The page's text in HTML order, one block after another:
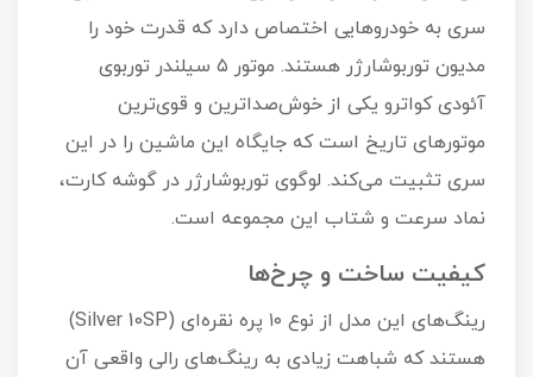
سری به خودروهایی اختصاص دارد که قدرت خود را
مدیون توربوشارژر هستند. موتور ۵ سیلندر توربوی
آئودی کواترو یکی از خوش‌صداترین و قوی‌ترین
موتورهای تاریخ است که جایگاه این ماشین را در این
سری تثبیت می‌کند. لوگوی توربوشارژر در گوشه کارت،
نماد سرعت و شتاب این مجموعه است.
کیفیت ساخت و چرخ‌ها
رینگ‌های این مدل از نوع ۱۰ پره نقره‌ای (Silver 10SP)
هستند که شباهت زیادی به رینگ‌های رالی واقعی آن